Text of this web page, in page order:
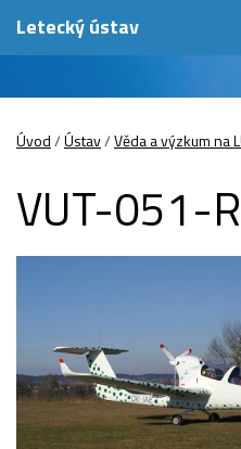
Letecký ústav
Úvod/Ústav/Věda a výzkum na
VUT-051-